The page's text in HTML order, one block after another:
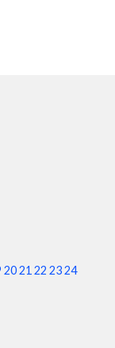
も
2021 22 2324